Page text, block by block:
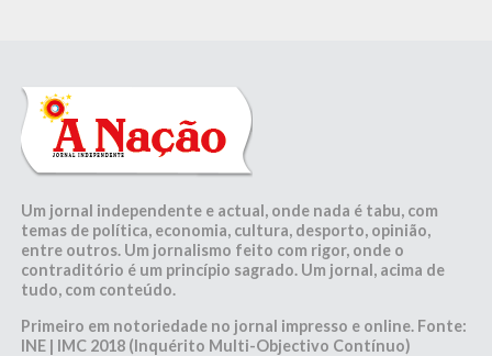
Um jornal independente e actual, onde nada é tabu, com
temas de política, economia, cultura, desporto, opinião,
entre outros. Um jornalismo feito com rigor, onde o
contraditório é um princípio sagrado. Um jornal, acima de
tudo, com conteúdo.
Primeiro em notoriedade no jornal impresso e online. Fonte:
INE | IMC 2018 (Inquérito Multi-Objectivo Contínuo)